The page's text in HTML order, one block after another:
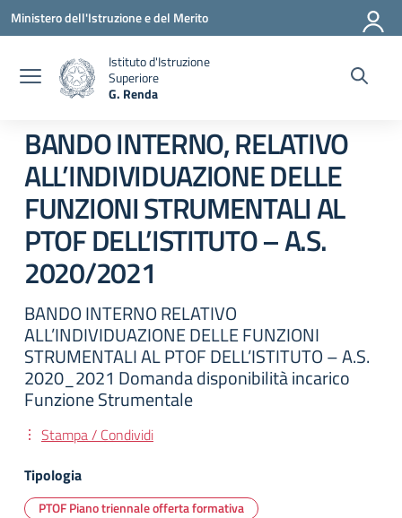
Vai ai contenuti
Vai al menu di navigazione
Vai al footer
Ministero dell'Istruzione e del Merito
Istituto d'Istruzione
Superiore
G. Renda
BANDO INTERNO, RELATIVO
ALL’INDIVIDUAZIONE DELLE
FUNZIONI STRUMENTALI AL
PTOF DELL’ISTITUTO – A.S.
2020/2021
BANDO INTERNO RELATIVO
ALL’INDIVIDUAZIONE DELLE FUNZIONI
STRUMENTALI AL PTOF DELL’ISTITUTO – A.S.
2020_2021 Domanda disponibilità incarico
Funzione Strumentale
Stampa / Condividi
Tipologia
PTOF Piano triennale offerta formativa